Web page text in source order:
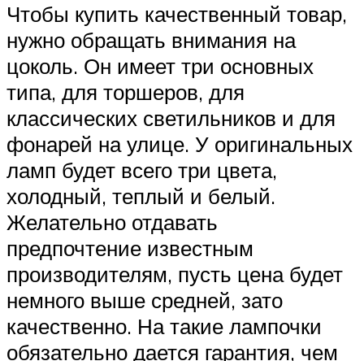
Чтобы купить качественный товар,
нужно обращать внимания на
цоколь. Он имеет три основных
типа, для торшеров, для
классических светильников и для
фонарей на улице. У оригинальных
ламп будет всего три цвета,
холодный, теплый и белый.
Желательно отдавать
предпочтение известным
производителям, пусть цена будет
немного выше средней, зато
качественно. На такие лампочки
обязательно дается гарантия, чем